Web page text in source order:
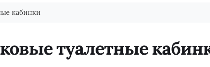
кабинки
туалетные